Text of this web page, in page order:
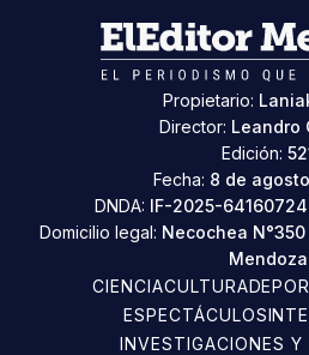
Propietario:
Director: Leandro
Edición:
Fecha: 8 de
DNDA: IF-2025-
Domicilio legal: Necochea
Mendoza
CIENCIACULTURA
ESPECTÁCULOS
INVESTIGACIONES Y